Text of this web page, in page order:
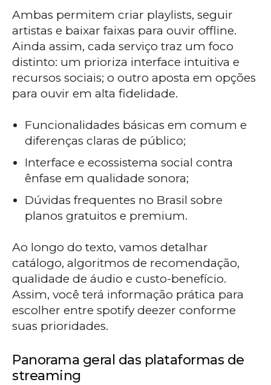
Ambas permitem criar playlists, seguir
artistas e baixar faixas para ouvir offline.
Ainda assim, cada serviço traz um foco
distinto: um prioriza interface intuitiva e
recursos sociais; o outro aposta em opções
para ouvir em alta fidelidade.
Funcionalidades básicas em comum e
diferenças claras de público;
Interface e ecossistema social contra
ênfase em qualidade sonora;
Dúvidas frequentes no Brasil sobre
planos gratuitos e premium.
Ao longo do texto, vamos detalhar
catálogo, algoritmos de recomendação,
qualidade de áudio e custo-benefício.
Assim, você terá informação prática para
escolher entre spotify deezer conforme
suas prioridades.
Panorama geral das plataformas de
streaming